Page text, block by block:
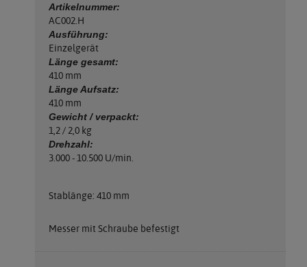
Artikelnummer:
AC002.H
Ausführung:
Einzelgerät
Länge gesamt:
410 mm
Länge Aufsatz:
410 mm
Gewicht / verpackt:
1,2 / 2,0 kg
Drehzahl:
3.000 - 10.500 U/min.
Stablänge: 410 mm
Messer mit Schraube befestigt